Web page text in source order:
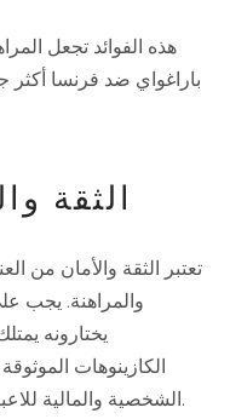
هذه الفوائد تجعل
باراغواي ضد فرنسا أكثر
الثقة
تعتبر الثقة والأمان من
والمراهنة. يجب
يختارونه
الكازينوهات
الشخصية والمالية للاعبين، مما يعزز ثقة اللاعبين في المنصة.